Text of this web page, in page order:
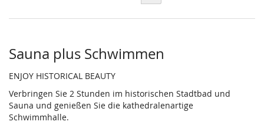
Sauna plus Schwimmen
ENJOY HISTORICAL BEAUTY
Verbringen Sie 2 Stunden im historischen Stadtbad und
Sauna und genießen Sie die kathedralenartige
Schwimmhalle.